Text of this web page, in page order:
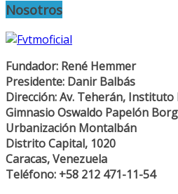
Nosotros
Fundador: René Hemmer
Presidente: Danir Balbás
Dirección: Av. Teherán,
Gimnasio Oswaldo Papelón
Urbanización Montalbán
Distrito Capital, 1020
Caracas, Venezuela
Teléfono: +58 212 471-11-54